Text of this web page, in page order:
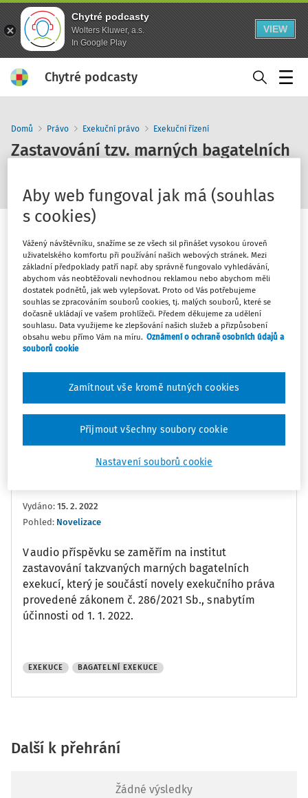
Chytré podcasty
Wolters Kluwer, a.s.
In Google Play
VIEW
Chytré podcasty
Domů Právo Exekuční právo Exekuční řízení
Zastavování tzv. marných bagatelních
0:00 7:42
10 30 1x
Oblíbené
Poznámka
Náměty
Sledovat
Sdílet
Informace Přepis
Vydáno: 15. 2. 2022
Pohled: Novelizace
V audio příspěvku se zaměřím na institut
zastavování takzvaných marných bagatelních
exekucí, který je součástí novely exekučního práva
provedené zákonem č. 286/2021 Sb., s nabytím
účinnosti od 1. 1. 2022.
EXEKUCE BAGATELNÍ EXEKUCE
Další k přehrání
Žádné výsledky
Aby web fungoval jak má (souhlas
s cookies)
Vážený návštěvníku, snažíme se ze všech sil přinášet vysokou úroveň
uživatelského komfortu při používání našich webových stránek. Mezi
základní předpoklady patří např. aby správně fungovalo vyhledávání,
abychom vás neobtěžovali nevhodnou reklamou nebo abychom měli
dostatek podnětů, jak web vylepšovat. Proto od Vás potřebujeme
souhlas se zpracováním souborů cookies, tj. malých souborů, které se
dočasně ukládají ve vašem prohlížeči. Předem děkujeme za udělení
souhlasu. Data využijeme ke zlepšování našich služeb a přizpůsobení
obsahu webu přímo Vám na míru. Oznámení o ochraně osobních údajů a
souborů cookie
Nastavení souborů cookie
Zamítnout vše kromě nutných cookies
Přijmout všechny soubory cookie